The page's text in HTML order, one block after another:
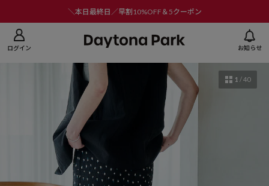
＼本日最終日／早割10%OFF＆5クーポン
ログイン お知らせ
1 /40